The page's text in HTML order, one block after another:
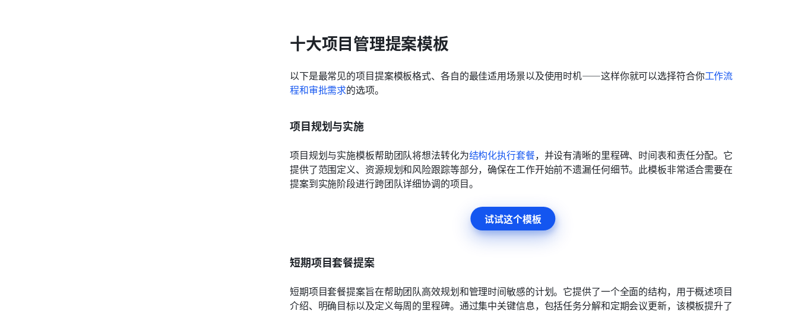
十大项目管理提案模板
以下是最常见的项目提案模板格式、各自的最佳适用场景以及使用时机——这样你就可以选择符合你工作流
程和审批需求的选项。
项目规划与实施
项目规划与实施模板帮助团队将想法转化为结构化执行套餐，并设有清晰的里程碑、时间表和责任分配。它
提供了范围定义、资源规划和风险跟踪等部分，确保在工作开始前不遗漏任何细节。此模板非常适合需要在
提案到实施阶段进行跨团队详细协调的项目。
试试这个模板
短期项目套餐提案
短期项目套餐提案旨在帮助团队高效规划和管理时间敏感的计划。它提供了一个全面的结构，用于概述项目
介绍、明确目标以及定义每周的里程碑。通过集中关键信息，包括任务分解和定期会议更新，该模板提升了